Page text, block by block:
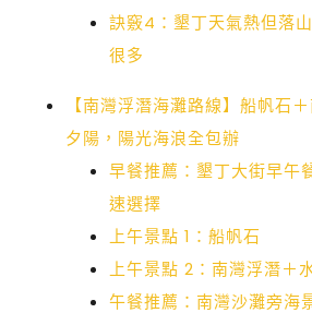
訣竅4：墾丁天氣熱但落
很多
【南灣浮潛海灘路線】船帆石
夕陽，陽光海浪全包辦
早餐推薦：墾丁大街早午
速選擇
上午景點 1：船帆石
上午景點 2：南灣浮潛＋
午餐推薦：南灣沙灘旁海